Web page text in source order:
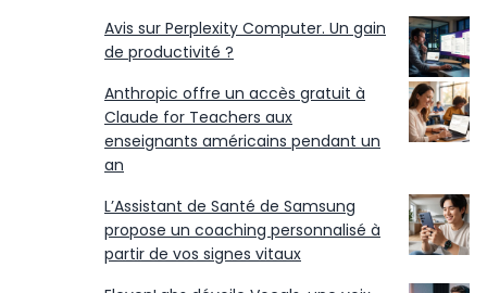
Avis sur Perplexity Computer. Un gain
de productivité ?
Anthropic offre un accès gratuit à
Claude for Teachers aux
enseignants américains pendant un
an
L’Assistant de Santé de Samsung
propose un coaching personnalisé à
partir de vos signes vitaux